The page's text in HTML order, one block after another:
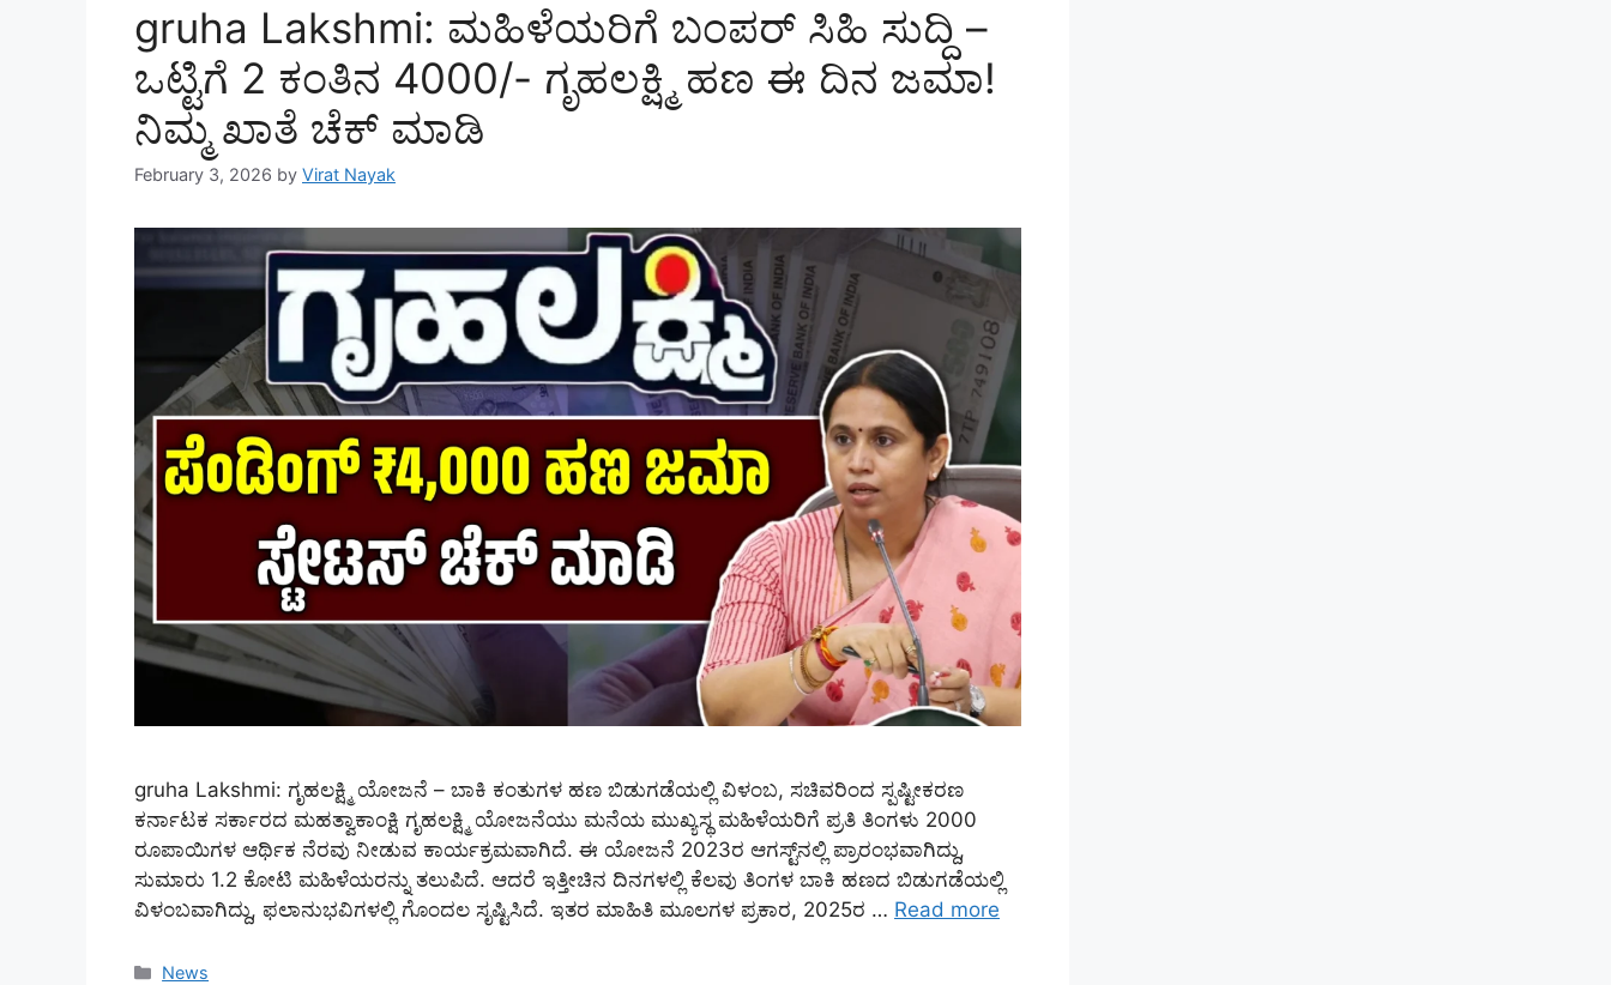
gruha Lakshmi: ಮಹಿಳೆಯರಿಗೆ ಬಂಪರ್ ಸಿಹಿ ಸುದ್ದಿ –
ಒಟ್ಟಿಗೆ 2 ಕಂತಿನ 4000/- ಗೃಹಲಕ್ಷ್ಮಿ ಹಣ ಈ ದಿನ ಜಮಾ!
ನಿಮ್ಮ ಖಾತೆ ಚೆಕ್ ಮಾಡಿ
February 3, 2026 by Virat Nayak
gruha Lakshmi: ಗೃಹಲಕ್ಷ್ಮಿ ಯೋಜನೆ – ಬಾಕಿ ಕಂತುಗಳ ಹಣ ಬಿಡುಗಡೆಯಲ್ಲಿ ವಿಳಂಬ, ಸಚಿವರಿಂದ ಸ್ಪಷ್ಟೀಕರಣ
ಕರ್ನಾಟಕ ಸರ್ಕಾರದ ಮಹತ್ವಾಕಾಂಕ್ಷಿ ಗೃಹಲಕ್ಷ್ಮಿ ಯೋಜನೆಯು ಮನೆಯ ಮುಖ್ಯಸ್ಥ ಮಹಿಳೆಯರಿಗೆ ಪ್ರತಿ ತಿಂಗಳು 2000
ರೂಪಾಯಿಗಳ ಆರ್ಥಿಕ ನೆರವು ನೀಡುವ ಕಾರ್ಯಕ್ರಮವಾಗಿದೆ. ಈ ಯೋಜನೆ 2023ರ ಆಗಸ್ಟ್‌ನಲ್ಲಿ ಪ್ರಾರಂಭವಾಗಿದ್ದು,
ಸುಮಾರು 1.2 ಕೋಟಿ ಮಹಿಳೆಯರನ್ನು ತಲುಪಿದೆ. ಆದರೆ ಇತ್ತೀಚಿನ ದಿನಗಳಲ್ಲಿ ಕೆಲವು ತಿಂಗಳ ಬಾಕಿ ಹಣದ ಬಿಡುಗಡೆಯಲ್ಲಿ
ವಿಳಂಬವಾಗಿದ್ದು, ಫಲಾನುಭವಿಗಳಲ್ಲಿ ಗೊಂದಲ ಸೃಷ್ಟಿಸಿದೆ. ಇತರ ಮಾಹಿತಿ ಮೂಲಗಳ ಪ್ರಕಾರ, 2025ರ … Read more
Categories
News